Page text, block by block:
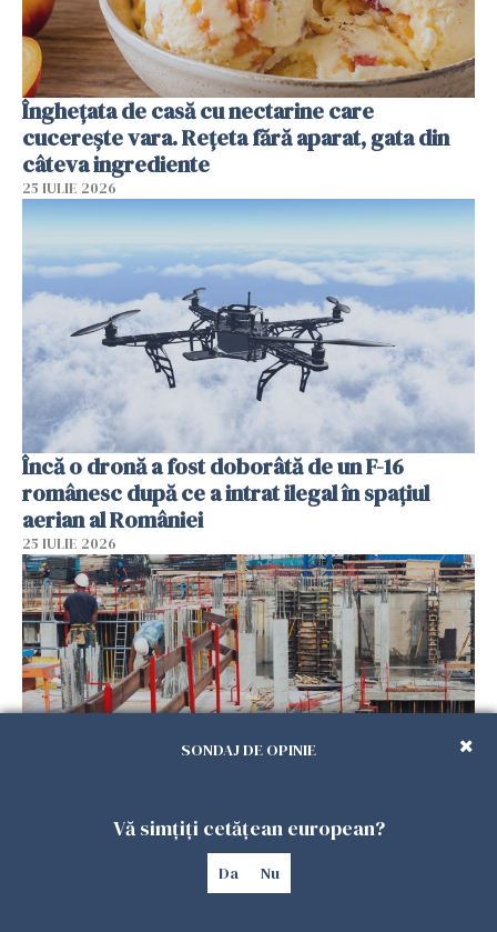
Înghețata de casă cu nectarine care
cucerește vara. Rețeta fără aparat, gata din
câteva ingrediente
25 IULIE 2026
Încă o dronă a fost doborâtă de un F-16
românesc după ce a intrat ilegal în spațiul
aerian al României
25 IULIE 2026
Se caută urgent români pentru șantiere din
Marea Britanie. Salarii de până la 29 de lire pe
SONDAJ DE OPINIE
Vă simțiți cetățean european?
Da Nu